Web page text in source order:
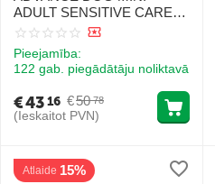
ADULT SENSITIVE CARE
7KG - sausā barība mazo
(svars līdz 10 kg) ar jutīgu
gremošanas sistēmu
Pieejamība:
122 gab. piegādātāju noliktavā
€50 78
€4316
(Ieskaitot PVN)
Atlaide 15%